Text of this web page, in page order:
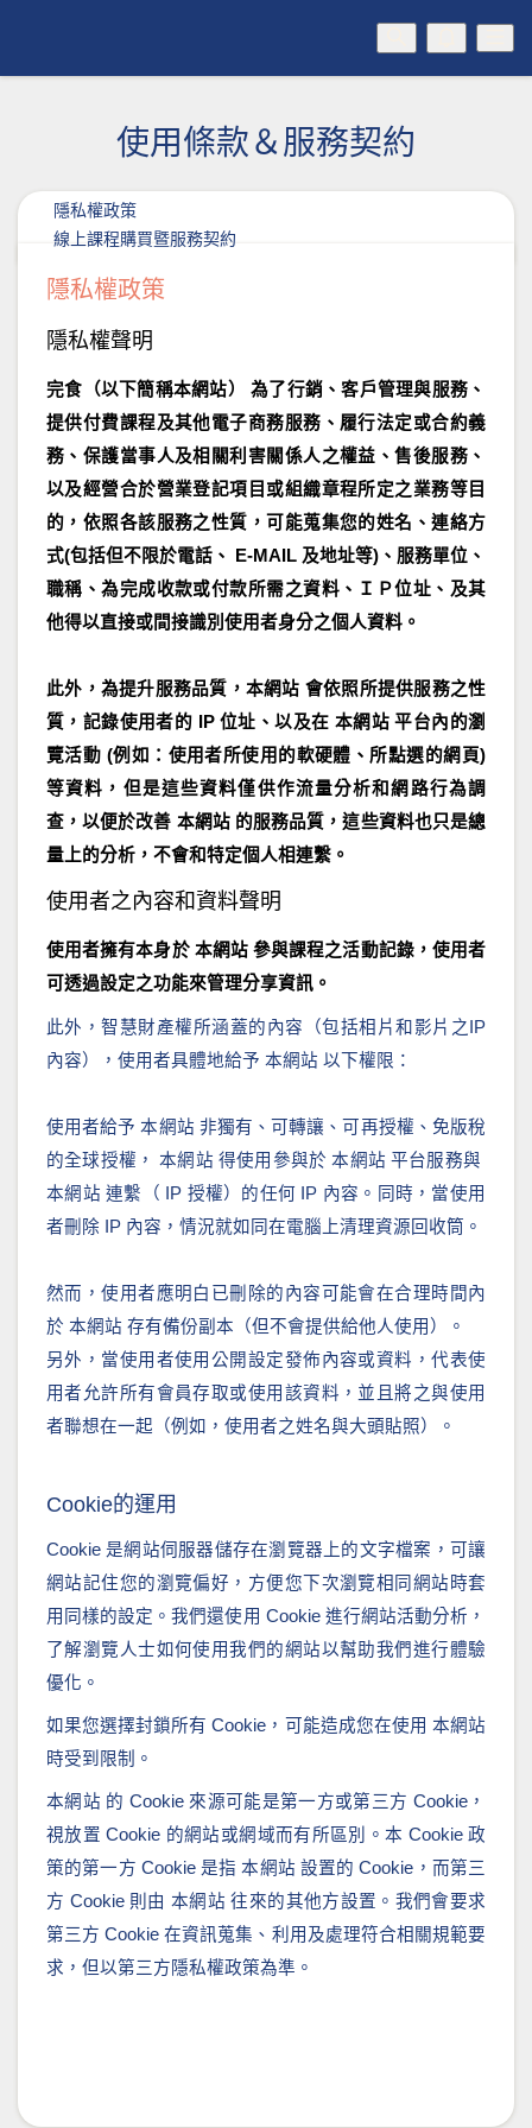
使用條款＆服務契約
隱私權政策
線上課程購買暨服務契約
隱私權政策
隱私權聲明
完食（以下簡稱本網站） 為了行銷、客戶管理與服務、
提供付費課程及其他電子商務服務、履行法定或合約義
務、保護當事人及相關利害關係人之權益、售後服務、
以及經營合於營業登記項目或組織章程所定之業務等目
的，依照各該服務之性質，可能蒐集您的姓名、連絡方
式(包括但不限於電話、 E-MAIL 及地址等)、服務單位、
職稱、為完成收款或付款所需之資料、ＩＰ位址、及其
他得以直接或間接識別使用者身分之個人資料。
此外，為提升服務品質，本網站 會依照所提供服務之性
質，記錄使用者的 IP 位址、以及在 本網站 平台內的瀏
覽活動 (例如：使用者所使用的軟硬體、所點選的網頁)
等資料，但是這些資料僅供作流量分析和網路行為調
查，以便於改善 本網站 的服務品質，這些資料也只是總
量上的分析，不會和特定個人相連繫。
使用者之內容和資料聲明
使用者擁有本身於 本網站 參與課程之活動記錄，使用者
可透過設定之功能來管理分享資訊。
此外，智慧財產權所涵蓋的內容（包括相片和影片之IP
內容），使用者具體地給予 本網站 以下權限：
使用者給予 本網站 非獨有、可轉讓、可再授權、免版稅
的全球授權， 本網站 得使用參與於 本網站 平台服務與
本網站 連繫（ IP 授權）的任何 IP 內容。同時，當使用
者刪除 IP 內容，情況就如同在電腦上清理資源回收筒。
然而，使用者應明白已刪除的內容可能會在合理時間內
於 本網站 存有備份副本（但不會提供給他人使用）。
另外，當使用者使用公開設定發佈內容或資料，代表使
用者允許所有會員存取或使用該資料，並且將之與使用
者聯想在一起（例如，使用者之姓名與大頭貼照）。
Cookie的運用
Cookie 是網站伺服器儲存在瀏覽器上的文字檔案，可讓
網站記住您的瀏覽偏好，方便您下次瀏覽相同網站時套
用同樣的設定。我們還使用 Cookie 進行網站活動分析，
了解瀏覽人士如何使用我們的網站以幫助我們進行體驗
優化。
如果您選擇封鎖所有 Cookie，可能造成您在使用 本網站
時受到限制。
本網站 的 Cookie 來源可能是第一方或第三方 Cookie，
視放置 Cookie 的網站或網域而有所區別。本 Cookie 政
策的第一方 Cookie 是指 本網站 設置的 Cookie，而第三
方 Cookie 則由 本網站 往來的其他方設置。我們會要求
第三方 Cookie 在資訊蒐集、利用及處理符合相關規範要
求，但以第三方隱私權政策為準。